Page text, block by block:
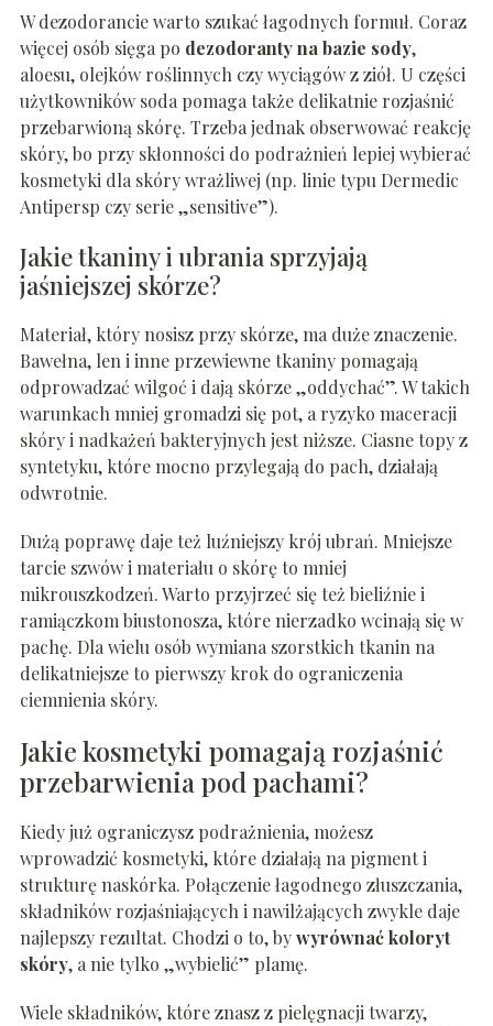
W dezodorancie warto szukać łagodnych formuł. Coraz
więcej osób sięga po dezodoranty na bazie sody,
aloesu, olejków roślinnych czy wyciągów z ziół. U części
użytkowników soda pomaga także delikatnie rozjaśnić
przebarwioną skórę. Trzeba jednak obserwować reakcję
skóry, bo przy skłonności do podrażnień lepiej wybierać
kosmetyki dla skóry wrażliwej (np. linie typu Dermedic
Antipersp czy serie „sensitive”).
Jakie tkaniny i ubrania sprzyjają
jaśniejszej skórze?
Materiał, który nosisz przy skórze, ma duże znaczenie.
Bawełna, len i inne przewiewne tkaniny pomagają
odprowadzać wilgoć i dają skórze „oddychać”. W takich
warunkach mniej gromadzi się pot, a ryzyko maceracji
skóry i nadkażeń bakteryjnych jest niższe. Ciasne topy z
syntetyku, które mocno przylegają do pach, działają
odwrotnie.
Dużą poprawę daje też luźniejszy krój ubrań. Mniejsze
tarcie szwów i materiału o skórę to mniej
mikrouszkodzeń. Warto przyjrzeć się też bieliźnie i
ramiączkom biustonosza, które nierzadko wcinają się w
pachę. Dla wielu osób wymiana szorstkich tkanin na
delikatniejsze to pierwszy krok do ograniczenia
ciemnienia skóry.
Jakie kosmetyki pomagają rozjaśnić
przebarwienia pod pachami?
Kiedy już ograniczysz podrażnienia, możesz
wprowadzić kosmetyki, które działają na pigment i
strukturę naskórka. Połączenie łagodnego złuszczania,
składników rozjaśniających i nawilżających zwykle daje
najlepszy rezultat. Chodzi o to, bywyrównać koloryt
skóry, a nie tylko „wybielić” plamę.
Wiele składników, które znasz z pielęgnacji twarzy,